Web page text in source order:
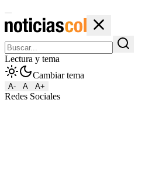
Lectura y tema
Cambiar tema
A- A A+
Redes Sociales